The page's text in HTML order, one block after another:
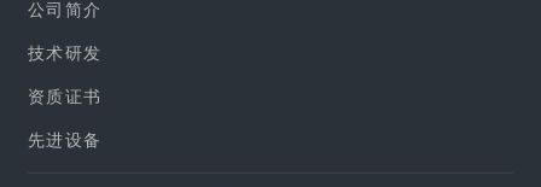
公司简介
技术研发
资质证书
先进设备